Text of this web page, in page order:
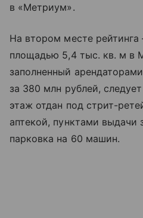
в «Метриум».
На втором месте
площадью 5,4 тыс. кв. м в
заполненный
за 380 млн рублей,
этаж отдан под стрит-
аптекой, пунктами выдачи
парковка на 60 машин.